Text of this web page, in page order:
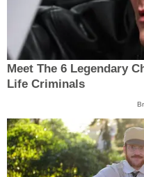
Meet The 6 Legendary
Life Criminals